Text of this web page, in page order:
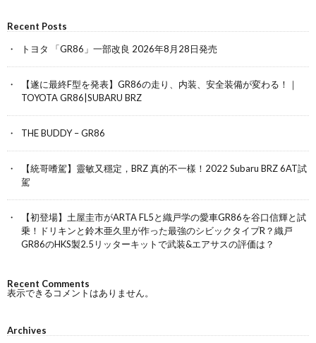
Recent Posts
トヨタ 「GR86」一部改良 2026年8月28日発売
【遂に最終F型を発表】GR86の走り、内装、安全装備が変わる！｜
TOYOTA GR86|SUBARU BRZ
THE BUDDY – GR86
【統哥嗜駕】靈敏又穩定，BRZ 真的不一樣！2022 Subaru BRZ 6AT試
駕
【初登場】土屋圭市がARTA FL5と織戸学の愛車GR86を谷口信輝と試
乗！ドリキンと鈴木亜久里が作った最強のシビックタイプR？織戸
GR86のHKS製2.5リッターキットで武装&エアサスの評価は？
Recent Comments
表示できるコメントはありません。
Archives